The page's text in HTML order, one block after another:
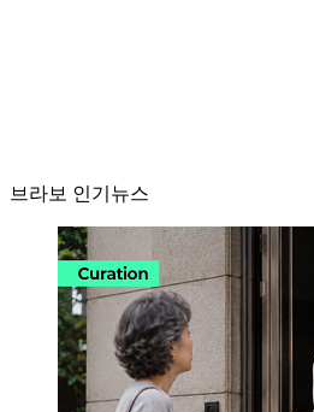
브라보 인기뉴스